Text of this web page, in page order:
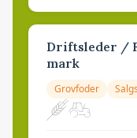
Driftsleder /
mark
Grovfoder